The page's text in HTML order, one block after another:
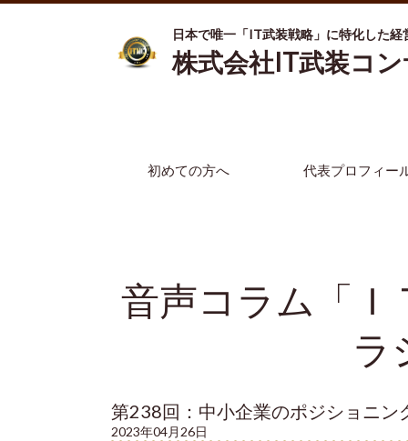
日本で唯一「IT武装戦略」に特化した経
株式会社IT武装コ
初めての方へ 代表プロフィー
音声コラム「Ｉ
ラ
第238回：中小企業のポジショニン
2023年04月26日